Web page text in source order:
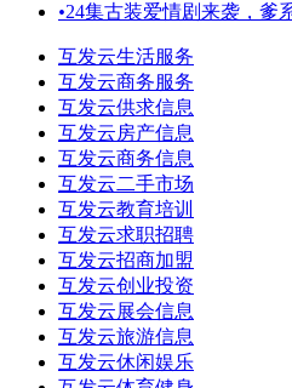
•24集古装爱情剧来袭，爹
互发云生活服务
互发云商务服务
互发云供求信息
互发云房产信息
互发云商务信息
互发云二手市场
互发云教育培训
互发云求职招聘
互发云招商加盟
互发云创业投资
互发云展会信息
互发云旅游信息
互发云休闲娱乐